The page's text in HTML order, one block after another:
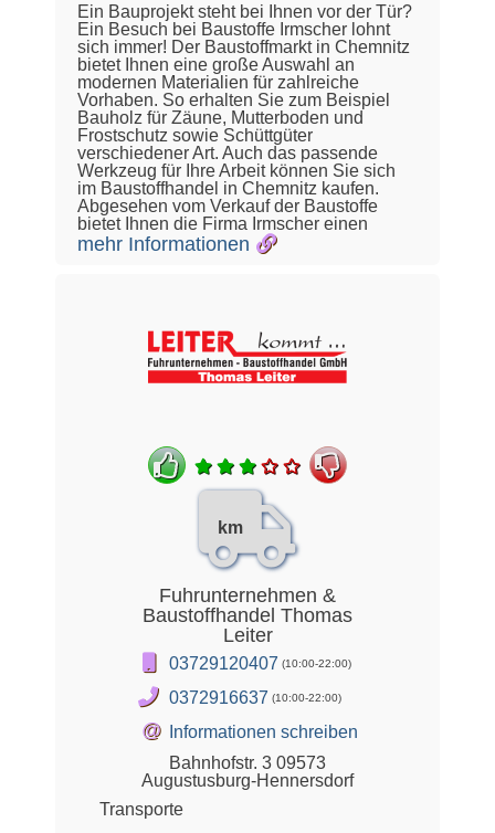
Ein Bauprojekt steht bei Ihnen vor der Tür?
Ein Besuch bei Baustoffe Irmscher lohnt
sich immer! Der Baustoffmarkt in Chemnitz
bietet Ihnen eine große Auswahl an
modernen Materialien für zahlreiche
Vorhaben. So erhalten Sie zum Beispiel
Bauholz für Zäune, Mutterboden und
Frostschutz sowie Schüttgüter
verschiedener Art. Auch das passende
Werkzeug für Ihre Arbeit können Sie sich
im Baustoffhandel in Chemnitz kaufen.
Abgesehen vom Verkauf der Baustoffe
bietet Ihnen die Firma Irmscher einen
mehr Informationen
km
Fuhrunternehmen &
Baustoffhandel Thomas
Leiter
03729120407 (10:00-22:00)
0372916637 (10:00-22:00)
@
Informationen schreiben
Bahnhofstr. 3 09573
Augustusburg-Hennersdorf
Transporte